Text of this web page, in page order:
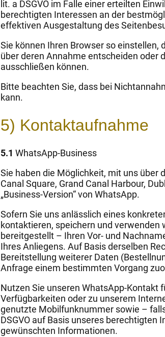
lit. a DSGVO im Falle einer erteilten
berechtigten Interessen an der
effektiven Ausgestaltung des
Sie können Ihren Browser so einstellen,
über deren Annahme entscheiden oder
ausschließen können.
Bitte beachten Sie, dass bei
kann.
5) Kontaktaufnahme
5.1 WhatsApp-Business
Sie haben die Möglichkeit, mit uns über
Canal Square, Grand Canal Harbour,
„Business-Version“ von WhatsApp.
Sofern Sie uns anlässlich eines
kontaktieren, speichern und
bereitgestellt – Ihren Vor- und
Ihres Anliegens. Auf Basis derselben
Bereitstellung weiterer Daten
Anfrage einem bestimmten Vorgang
Nutzen Sie unseren WhatsApp-
Verfügbarkeiten oder zu unserem
genutzte Mobilfunknummer sowie –
DSGVO auf Basis unseres
gewünschten Informationen.